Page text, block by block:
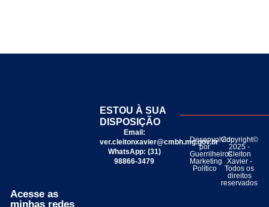
Acesse as
minhas redes
ESTOU À SUA
DISPOSIÇÃO
Email:
ver.cleitonxavier@cmbh.mg.gov.br
WhatsApp: (31)
98866-3479
Desenvolvido
por
Guerrilheiros
Marketing
Político
Copyright©
2025 -
Cleiton
Xavier -
Todos os
direitos
reservados